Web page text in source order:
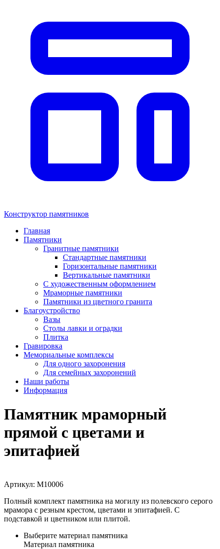
Конструктор памятников
Главная
Памятники
Гранитные памятники
Стандартные памятники
Горизонтальные памятники
Вертикальные памятники
С художественным оформлением
Мраморные памятники
Памятники из цветного гранита
Благоустройство
Вазы
Столы лавки и оградки
Плитка
Гравировка
Мемориальные комплексы
Для одного захоронения
Для семейных захоронений
Наши работы
Информация
Памятник мраморный
прямой с цветами и
эпитафией
Артикул: М10006
Полный комплект памятника на могилу из полевского серого
мрамора с резным крестом, цветами и эпитафией. С
подставкой и цветником или плитой.
Выберите материал памятника
Материал памятника